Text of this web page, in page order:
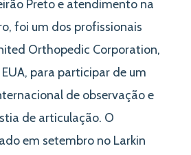
Preto e atendimento na
foi um dos profissionais
Orthopedic Corporation,
para participar de um
de observação e
de articulação. O
em setembro no Larkin